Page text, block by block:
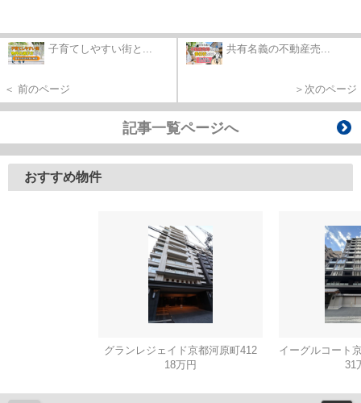
子育てしやすい街と...
＜ 前のページ
共有名義の不動産売...
＞次のページ
記事一覧ページへ
おすすめ物件
グランレジェイド京都河原町412
18万円
31